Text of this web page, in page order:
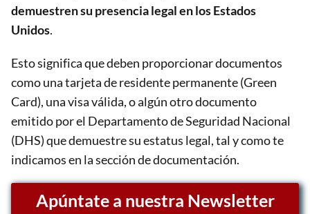
demuestren su presencia legal en los Estados
Unidos.
Esto significa que deben proporcionar documentos
como una tarjeta de residente permanente (Green
Card), una visa válida, o algún otro documento
emitido por el Departamento de Seguridad Nacional
(DHS) que demuestre su estatus legal​, tal y como te
indicamos en la sección de documentación.
Apúntate a nuestra Newsletter